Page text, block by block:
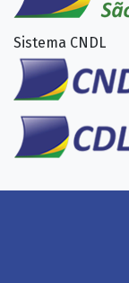
Sistema CNDL